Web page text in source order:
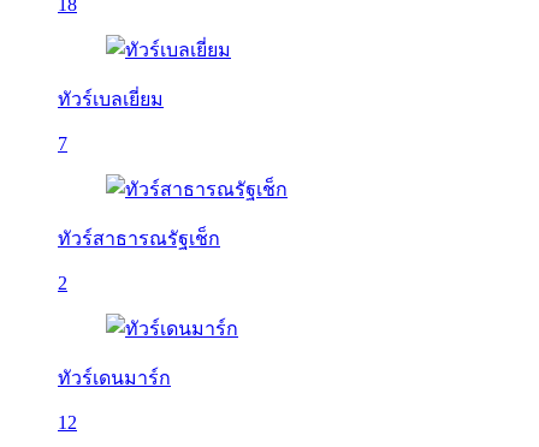
18
ทัวร์เบลเยี่ยม
7
ทัวร์สาธารณรัฐเช็ก
2
ทัวร์เดนมาร์ก
12